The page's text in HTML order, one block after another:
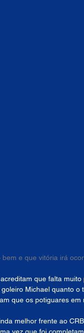
e que vitória irá
que falta
Michael quanto
que os potiguares
melhor frente ao
vez que foi